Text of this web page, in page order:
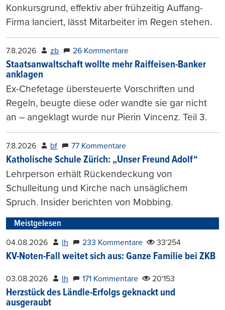
Konkursgrund, effektiv aber frühzeitig Auffang-
Firma lanciert, lässt Mitarbeiter im Regen stehen.
7.8.2026 zb 26 Kommentare
Staatsanwaltschaft wollte mehr Raiffeisen-Banker
anklagen
Ex-Chefetage übersteuerte Vorschriften und
Regeln, beugte diese oder wandte sie gar nicht
an – angeklagt wurde nur Pierin Vincenz. Teil 3.
7.8.2026 bf 77 Kommentare
Katholische Schule Zürich: „Unser Freund Adolf“
Lehrperson erhält Rückendeckung von
Schulleitung und Kirche nach unsäglichem
Spruch. Insider berichten von Mobbing.
Meistgelesen
04.08.2026 lh 233 Kommentare 33'254
KV-Noten-Fall weitet sich aus: Ganze Familie bei ZKB
03.08.2026 lh 171 Kommentare 20'153
Herzstück des Ländle-Erfolgs geknackt und
ausgeraubt